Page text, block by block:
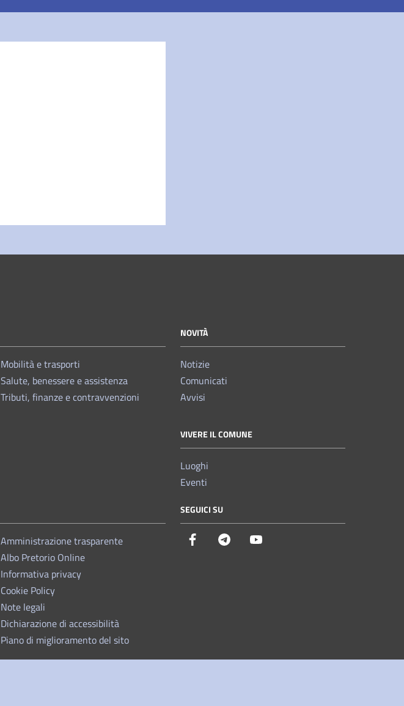
Mobilità e trasporti
Salute, benessere e assistenza
Tributi, finanze e contravvenzioni
NOVITÀ
Notizie
Comunicati
Avvisi
VIVERE IL COMUNE
Luoghi
Eventi
Amministrazione trasparente
Albo Pretorio Online
Informativa privacy
Cookie Policy
Note legali
Dichiarazione di accessibilità
Piano di miglioramento del sito
SEGUICI SU
Facebook Telegram